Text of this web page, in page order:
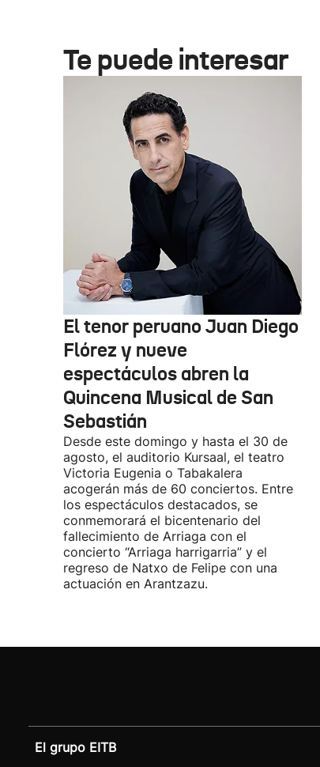
Te puede interesar
El tenor peruano Juan Diego
Flórez y nueve
espectáculos abren la
Quincena Musical de San
Sebastián
Desde este domingo y hasta el 30 de
agosto, el auditorio Kursaal, el teatro
Victoria Eugenia o Tabakalera
acogerán más de 60 conciertos. Entre
los espectáculos destacados, se
conmemorará el bicentenario del
fallecimiento de Arriaga con el
concierto “Arriaga harrigarria” y el
regreso de Natxo de Felipe con una
actuación en Arantzazu.
El grupo EITB